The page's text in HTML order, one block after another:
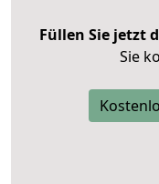
Füllen Sie jetzt
Sie